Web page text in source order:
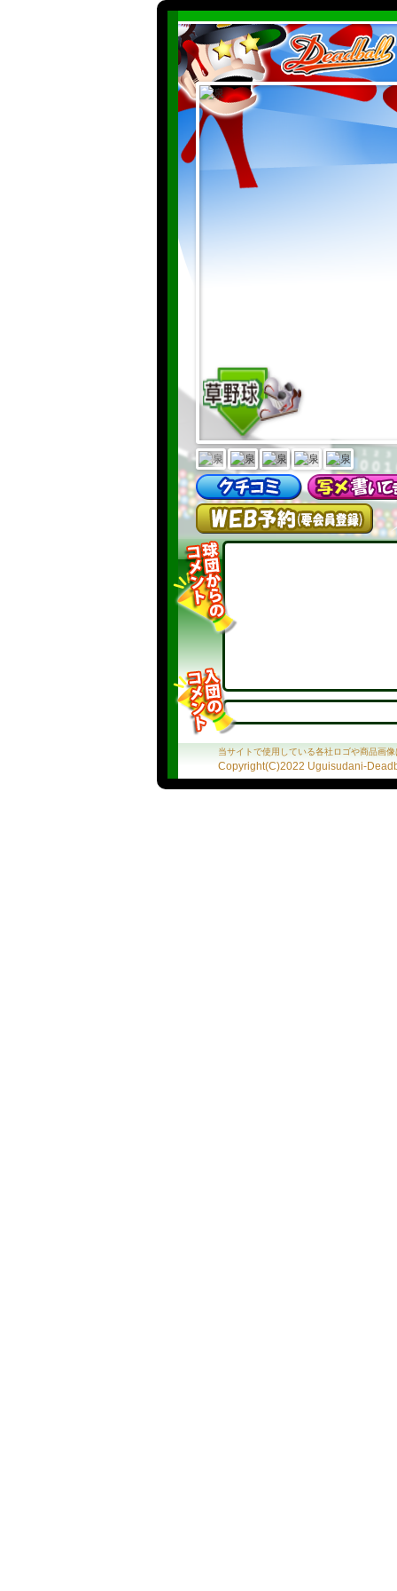
当サイトで使用している各社ロゴや商品画
Copyright(C)2022 Uguisudani-